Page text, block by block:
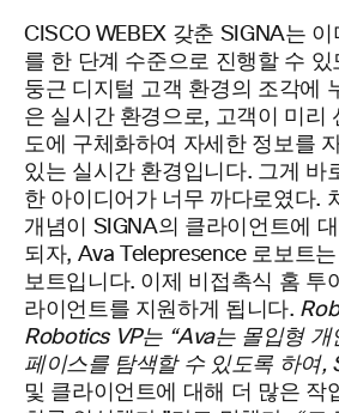
CISCO WEBEX 갖춘 SIGNA는
를 한 단계 수준으로 진행할 수
둥근 디지털 고객 환경의 조각에
은 실시간 환경으로, 고객이 미리
도에 구체화하여 자세한 정보를
있는 실시간 환경입니다. 그게 바
한 아이디어가 너무 까다로였다.
개념이 SIGNA의 클라이언트에 대
되자, Ava Telepresence 로보트
보트입니다. 이제 비접촉식 홈 투
라이언트를 지원하게 됩니다.
Robotics VP는 “Ava는 몰입형 개
페이스를 탐색할 수 있도록 하여,
및 클라이언트에 대해 더 많은 작